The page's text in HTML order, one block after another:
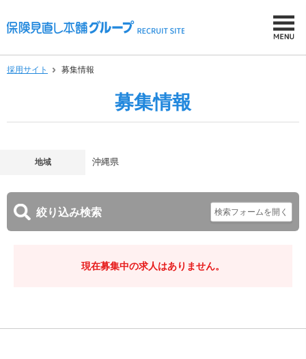
採用サイト 募集情報
募集情報
地域 沖縄県
絞り込み検索
現在募集中の求人はありません。